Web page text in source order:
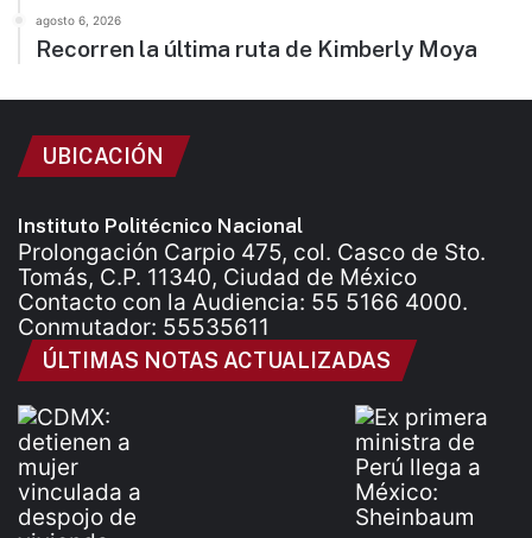
agosto 6, 2026
Recorren la última ruta de Kimberly Moya
UBICACIÓN
Instituto Politécnico Nacional
Prolongación Carpio 475, col. Casco de Sto.
Tomás, C.P. 11340, Ciudad de México
Contacto con la Audiencia: 55 5166 4000.
Conmutador: 55535611
ÚLTIMAS NOTAS ACTUALIZADAS